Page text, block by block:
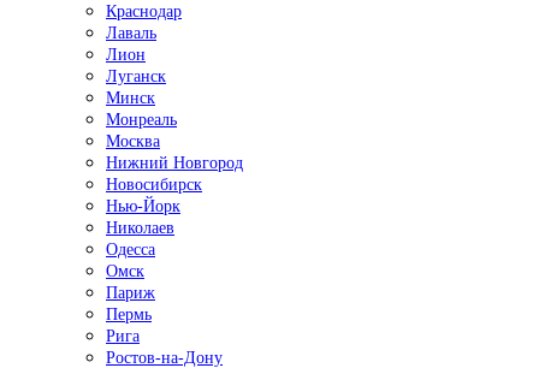
Краснодар
Лаваль
Лион
Луганск
Минск
Монреаль
Москва
Нижний Новгород
Новосибирск
Нью-Йорк
Николаев
Одесса
Омск
Париж
Пермь
Рига
Ростов-на-Дону